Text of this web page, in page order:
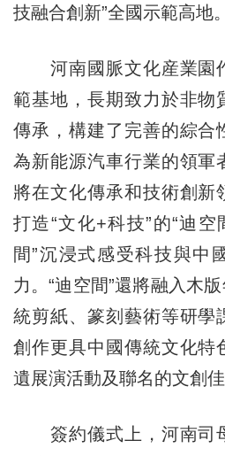
技融合創新”全國示範高地。
河南國脈文化産業園
範基地，長期致力於非物
傳承，構建了完善的綜合
為新能源汽車行業的領軍
將在文化傳承和技術創新
打造“文化+科技”的“迪空
間”沉浸式感受科技與中
力。“迪空間”還將融入木
統剪紙、篆刻藝術等研學
創作更具中國傳統文化特
遺展演活動及聯名的文創佳
簽約儀式上，河南司